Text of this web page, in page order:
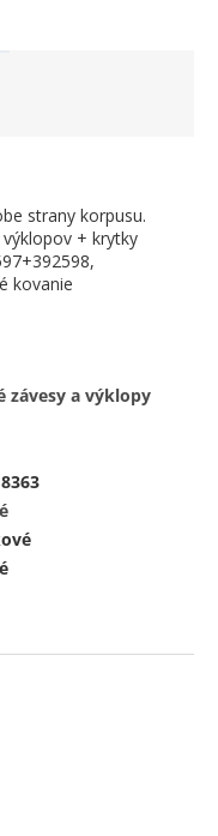
strany korpusu.
+ krytky
kovanie
závesy a výklopy